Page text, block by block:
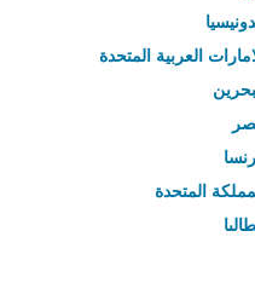
العربية المتحدة
المتحدة